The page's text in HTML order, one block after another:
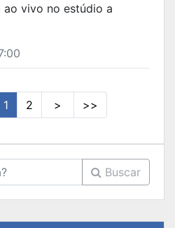
ao vivo no estúdio a
1 2 > >>
Buscar